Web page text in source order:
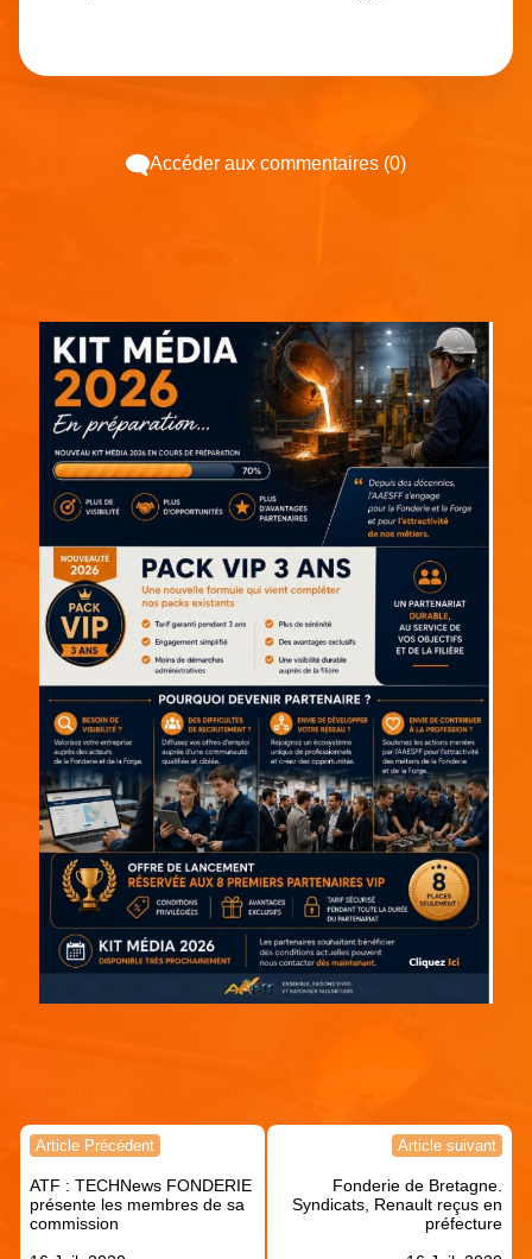
Accéder aux commentaires (0)
Navigation
l’article
Article Précédent
ATF : TECHNews FONDERIE
présente les membres de sa
commission
Article suivant
Fonderie de Bretagne.
Syndicats, Renault reçus en
préfecture